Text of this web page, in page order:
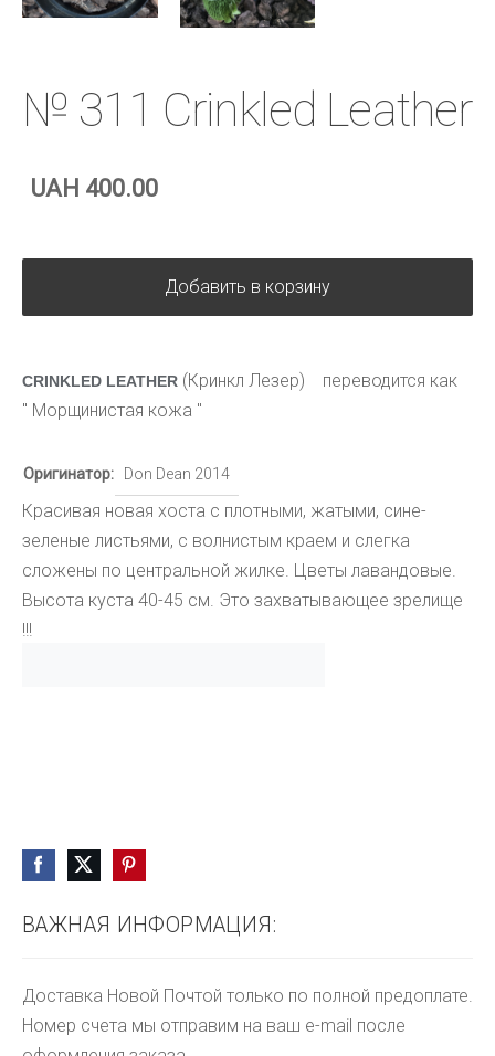
ВАЖНАЯ ИНФОРМАЦИЯ:
Доставка Новой Почтой только по полной предоплате.
Номер счета мы отправим на ваш e-mail после
№ 311 Crinkled Leather
UAH 400.00
Добавить в корзину
CRINKLED LEATHER (Кринкл Лезер) переводится как
" Морщинистая кожа "
Оригинатор: Don Dean 2014
Красивая новая хоста с плотными, жатыми, сине-
зеленые листьями, с волнистым краем и слегка
сложены по центральной жилке. Цветы лавандовые.
Высота куста 40-45 см. Это захватывающее зрелище
!!!